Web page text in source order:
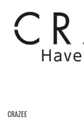
CRAZEE